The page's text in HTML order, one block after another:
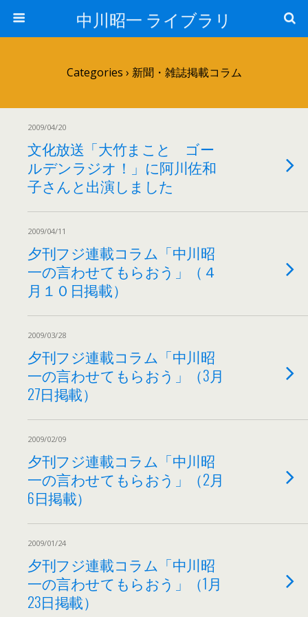
中川昭一 ライブラリ
Categories › 新聞・雑誌掲載コラム
2009/04/20
文化放送「大竹まこと ゴー
ルデンラジオ！」に阿川佐和
子さんと出演しました
2009/04/11
夕刊フジ連載コラム「中川昭
一の言わせてもらおう」（４
月１０日掲載）
2009/03/28
夕刊フジ連載コラム「中川昭
一の言わせてもらおう」（3月
27日掲載）
2009/02/09
夕刊フジ連載コラム「中川昭
一の言わせてもらおう」（2月
6日掲載）
2009/01/24
夕刊フジ連載コラム「中川昭
一の言わせてもらおう」（1月
23日掲載）